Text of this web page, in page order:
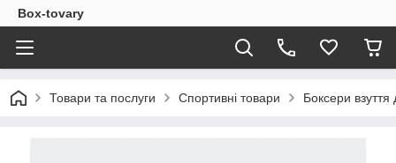
Box-tovary
Товари та послуги Спортивні товари Боксери